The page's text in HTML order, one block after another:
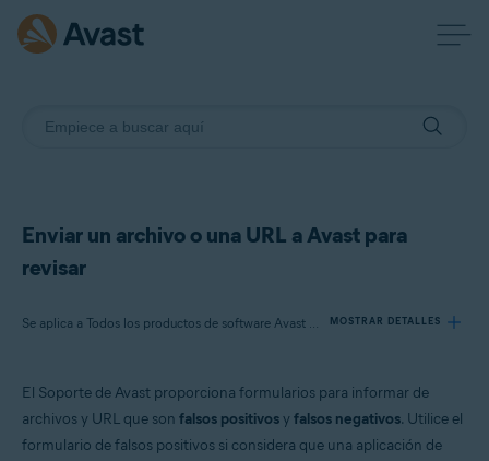
Enviar un archivo o una URL a Avast para
revisar
Se aplica a Todos los productos de software Avast para consumidores MOSTRAR DETALLES
Productos:
El Soporte de Avast proporciona formularios para informar de
archivos y URL que son falsos positivosy falsos negativos. Utilice el
formulario de falsos positivos si considera que una aplicación de